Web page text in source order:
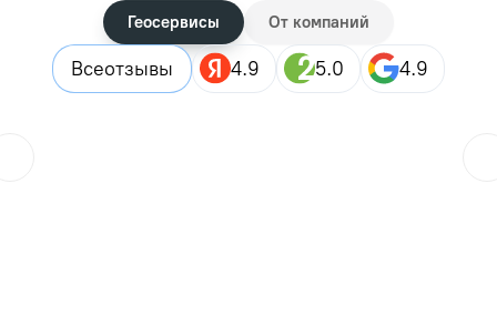
Геосервисы От компаний
Всеотзывы 4.9 5.0 4.9